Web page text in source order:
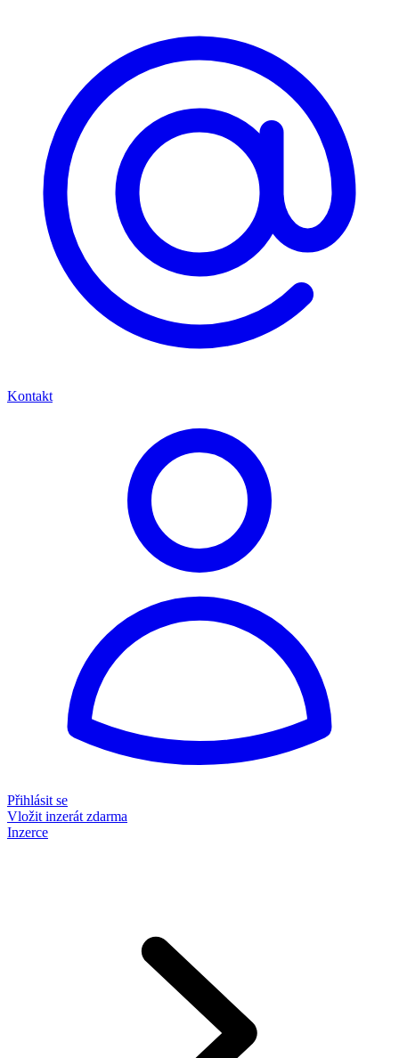
Kontakt
Přihlásit se
Vložit inzerát zdarma
Inzerce